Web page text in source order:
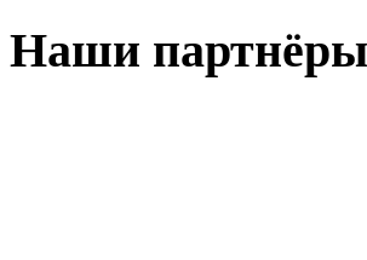
Наши партнёры